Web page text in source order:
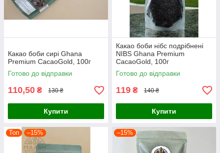
Какао боби сирі Ghana
Premium CacaoGold, 100г
Готово до відправки
110,50 ₴ 130 ₴
Купити
Какао боби нібс подрібнені
NIBS Ghana Premium
CacaoGold, 100г
Готово до відправки
119 ₴ 140 ₴
Купити
Топ –15% –15%